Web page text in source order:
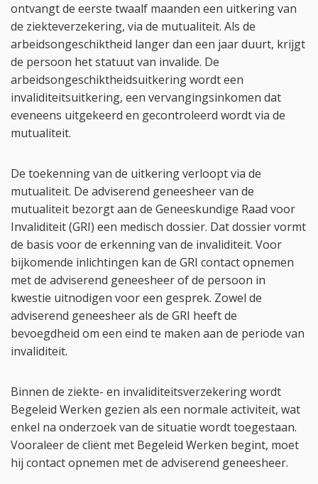
ontvangt de eerste twaalf maanden een uitkering van
de ziekteverzekering, via de mutualiteit. Als de
arbeidsongeschiktheid langer dan een jaar duurt, krijgt
de persoon het statuut van invalide. De
arbeidsongeschiktheidsuitkering wordt een
invaliditeitsuitkering, een vervangingsinkomen dat
eveneens uitgekeerd en gecontroleerd wordt via de
mutualiteit.
De toekenning van de uitkering verloopt via de
mutualiteit. De adviserend geneesheer van de
mutualiteit bezorgt aan de Geneeskundige Raad voor
Invaliditeit (GRI) een medisch dossier. Dat dossier vormt
de basis voor de erkenning van de invaliditeit. Voor
bijkomende inlichtingen kan de GRI contact opnemen
met de adviserend geneesheer of de persoon in
kwestie uitnodigen voor een gesprek. Zowel de
adviserend geneesheer als de GRI heeft de
bevoegdheid om een eind te maken aan de periode van
invaliditeit.
Binnen de ziekte- en invaliditeitsverzekering wordt
Begeleid Werken gezien als een normale activiteit, wat
enkel na onderzoek van de situatie wordt toegestaan.
Vooraleer de cliënt met Begeleid Werken begint, moet
hij contact opnemen met de adviserend geneesheer.